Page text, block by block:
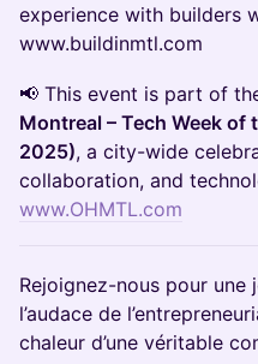
experience with builders
www.buildinmtl.com
📢 This event is part of
Montreal – Tech Week of
2025), a city-wide
collaboration, and
www.OHMTL.com
Rejoignez-nous pour une
l’audace de
chaleur d’une véritable